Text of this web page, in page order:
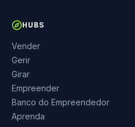
HUBS
Vender
Gerir
Girar
Empreender
Banco do Empreendedor
Aprenda